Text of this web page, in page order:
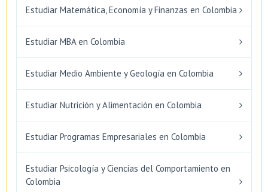
Estudiar Matemática, Economía y Finanzas en Colombia
Estudiar MBA en Colombia
Estudiar Medio Ambiente y Geología en Colombia
Estudiar Nutrición y Alimentación en Colombia
Estudiar Programas Empresariales en Colombia
Estudiar Psicología y Ciencias del Comportamiento en
Colombia